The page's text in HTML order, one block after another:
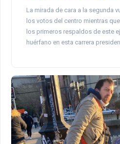
La mirada de cara a la segunda
los votos del centro mientras
los primeros respaldos de este
huérfano en esta carrera